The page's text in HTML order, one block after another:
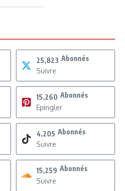
25,823 Abonnés
Suivre
15,260 Abonnés
Epingler
4,205 Abonnés
Suivre
15,259 Abonnés
Suivre